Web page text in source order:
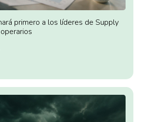
primero a los líderes de Supply